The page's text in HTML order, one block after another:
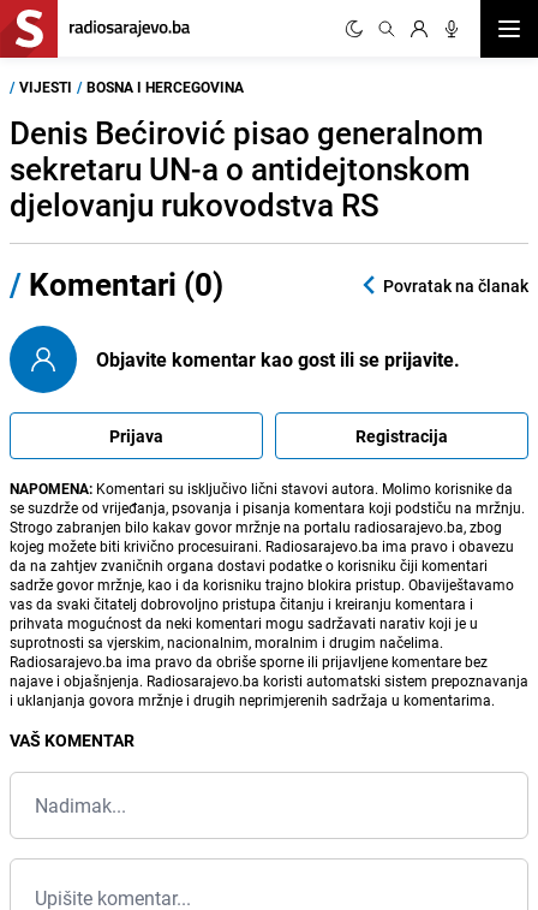
/ VIJESTI / BOSNA I HERCEGOVINA
Denis Bećirović pisao generalnom
sekretaru UN-a o antidejtonskom
djelovanju rukovodstva RS
/ Komentari (0) Povratak na članak
Objavite komentar kao gost ili se prijavite.
Prijava Registracija
NAPOMENA: Komentari su isključivo lični stavovi autora. Molimo korisnike da
se suzdrže od vrijeđanja, psovanja i pisanja komentara koji podstiču na mržnju.
Strogo zabranjen bilo kakav govor mržnje na portalu radiosarajevo.ba, zbog
kojeg možete biti krivično procesuirani. Radiosarajevo.ba ima pravo i obavezu
da na zahtjev zvaničnih organa dostavi podatke o korisniku čiji komentari
sadrže govor mržnje, kao i da korisniku trajno blokira pristup. Obaviještavamo
vas da svaki čitatelj dobrovoljno pristupa čitanju i kreiranju komentara i
prihvata mogućnost da neki komentari mogu sadržavati narativ koji je u
suprotnosti sa vjerskim, nacionalnim, moralnim i drugim načelima.
Radiosarajevo.ba ima pravo da obriše sporne ili prijavljene komentare bez
najave i objašnjenja. Radiosarajevo.ba koristi automatski sistem prepoznavanja
i uklanjanja govora mržnje i drugih neprimjerenih sadržaja u komentarima.
VAŠ KOMENTAR